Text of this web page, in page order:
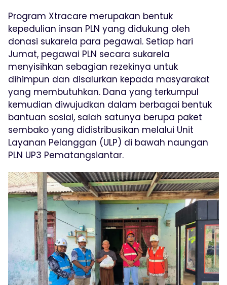
Program Xtracare merupakan bentuk
kepedulian insan PLN yang didukung oleh
donasi sukarela para pegawai. Setiap hari
Jumat, pegawai PLN secara sukarela
menyisihkan sebagian rezekinya untuk
dihimpun dan disalurkan kepada masyarakat
yang membutuhkan. Dana yang terkumpul
kemudian diwujudkan dalam berbagai bentuk
bantuan sosial, salah satunya berupa paket
sembako yang didistribusikan melalui Unit
Layanan Pelanggan (ULP) di bawah naungan
PLN UP3 Pematangsiantar.